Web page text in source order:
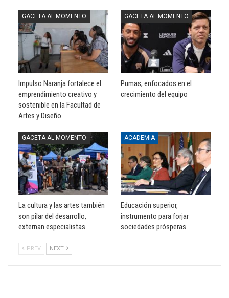
GACETA AL MOMENTO
Impulso Naranja fortalece el
emprendimiento creativo y
sostenible en la Facultad de
Artes y Diseño
GACETA AL MOMENTO
Pumas, enfocados en el
crecimiento del equipo
GACETA AL MOMENTO
La cultura y las artes también
son pilar del desarrollo,
externan especialistas
ACADEMIA
Educación superior,
instrumento para forjar
sociedades prósperas
PREV NEXT